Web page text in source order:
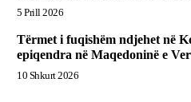
5 Prill 2026
Tërmet i fuqishëm ndjehet në
epiqendra në Maqedoninë e
10 Shkurt 2026